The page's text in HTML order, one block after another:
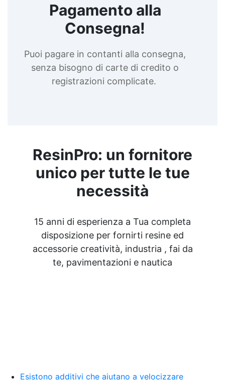
Pagamento alla
Consegna!
Puoi pagare in contanti alla consegna,
senza bisogno di carte di credito o
registrazioni complicate.
ResinPro: un fornitore
unico per tutte le tue
necessità
15 anni di esperienza a Tua completa
disposizione per fornirti resine ed
accessorie creatività, industria , fai da
te, pavimentazioni e nautica
Esistono additivi che aiutano a velocizzare